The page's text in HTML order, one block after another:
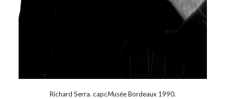
Richard Serra. capcMusée Bordeaux 1990.